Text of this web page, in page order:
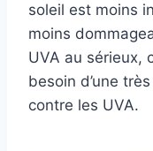
soleil est moins
moins
UVA au sérieux,
besoin d’une
contre les UVA.